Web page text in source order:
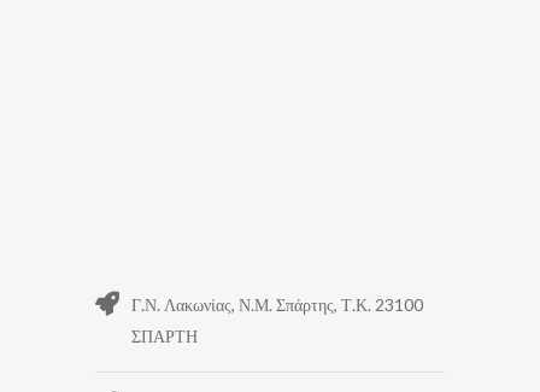
Γ.Ν. Λακωνίας, Ν.Μ. Σπάρτης, Τ.Κ. 23100
ΣΠΑΡΤΗ